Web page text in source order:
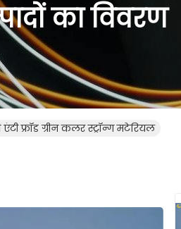
का विवरण
फ्रॉड ग्रीन कलर स्ट्रॉन्ग मटेरियल